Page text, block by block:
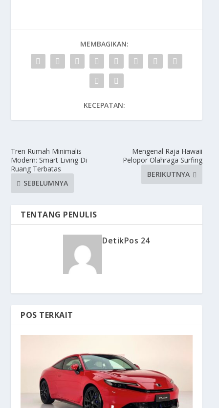
MEMBAGIKAN:
KECEPATAN:
Tren Rumah Minimalis
Modern: Smart Living Di
Ruang Terbatas
SEBELUMNYA
Mengenal Raja Hawaii
Pelopor Olahraga Surfing
BERIKUTNYA
TENTANG PENULIS
DetikPos 24
POS TERKAIT